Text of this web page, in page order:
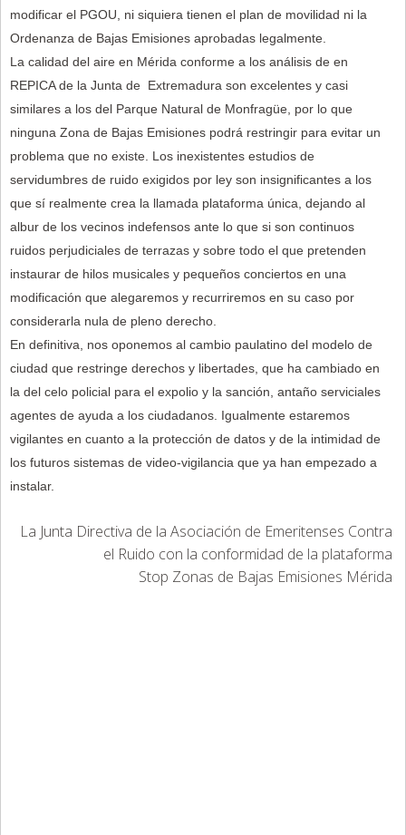
modificar el PGOU, ni siquiera tienen el plan de movilidad ni la
Ordenanza de Bajas Emisiones aprobadas legalmente.
La calidad del aire en Mérida conforme a los análisis de en
REPICA de la Junta de Extremadura son excelentes y casi
similares a los del Parque Natural de Monfragüe, por lo que
ninguna Zona de Bajas Emisiones podrá restringir para evitar un
problema que no existe. Los inexistentes estudios de
servidumbres de ruido exigidos por ley son insignificantes a los
que sí realmente crea la llamada plataforma única, dejando al
albur de los vecinos indefensos ante lo que si son continuos
ruidos perjudiciales de terrazas y sobre todo el que pretenden
instaurar de hilos musicales y pequeños conciertos en una
modificación que alegaremos y recurriremos en su caso por
considerarla nula de pleno derecho.
En definitiva, nos oponemos al cambio paulatino del modelo de
ciudad que restringe derechos y libertades, que ha cambiado en
la del celo policial para el expolio y la sanción, antaño serviciales
agentes de ayuda a los ciudadanos. Igualmente estaremos
vigilantes en cuanto a la protección de datos y de la intimidad de
los futuros sistemas de video-vigilancia que ya han empezado a
instalar.
La Junta Directiva de la Asociación de Emeritenses Contra
el Ruido con la conformidad de la plataforma
Stop Zonas de Bajas Emisiones Mérida